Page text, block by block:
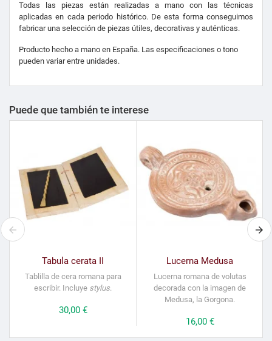
Todas las piezas están realizadas a mano con las técnicas
aplicadas en cada periodo histórico. De esta forma conseguimos
fabricar una selección de piezas útiles, decorativas y auténticas.
Producto hecho a mano en España. Las especificaciones o tono
pueden variar entre unidades.
Puede que también te interese
Tabula cerata II
Tablilla de cera romana para
escribir. Incluye stylus.
Precio
30,00 €
Lucerna Medusa
Lucerna romana de volutas
decorada con la imagen de
Medusa, la Gorgona.
Precio
16,00 €